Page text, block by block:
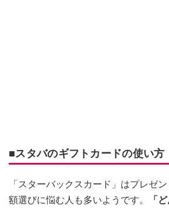
■スタバのギフトカードの使い方
「スターバックスカード」はプレゼ
額選びに悩む人も多いようです。
「